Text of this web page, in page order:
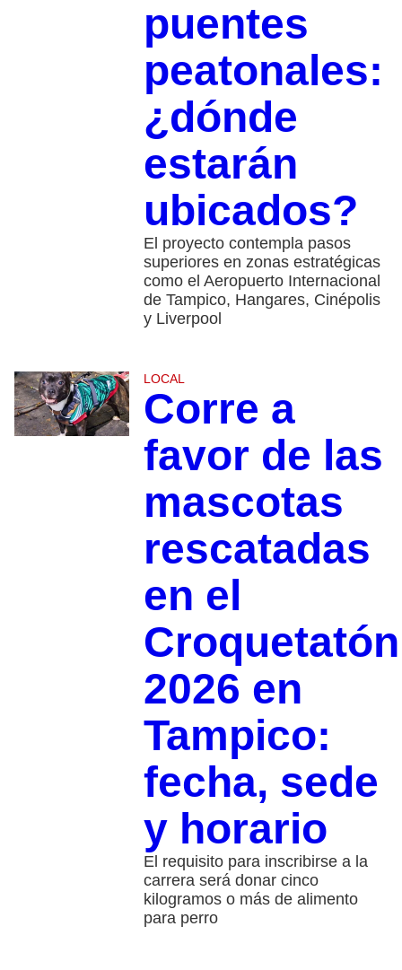
puentes
peatonales:
¿dónde
estarán
ubicados?
El proyecto contempla pasos
superiores en zonas estratégicas
como el Aeropuerto Internacional
de Tampico, Hangares, Cinépolis
y Liverpool
LOCAL
Corre a
favor de las
mascotas
rescatadas
en el
Croquetatón
2026 en
Tampico:
fecha, sede
y horario
El requisito para inscribirse a la
carrera será donar cinco
kilogramos o más de alimento
para perro